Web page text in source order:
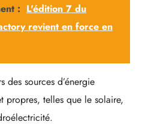
: L'édition 7 du
revient en force en
des sources d’énergie
propres, telles que le solaire,